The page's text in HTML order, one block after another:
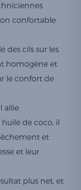
confortable
des cils sur les
homogène et
le confort de
allie
de coco, il
et
et leur
plus net, et